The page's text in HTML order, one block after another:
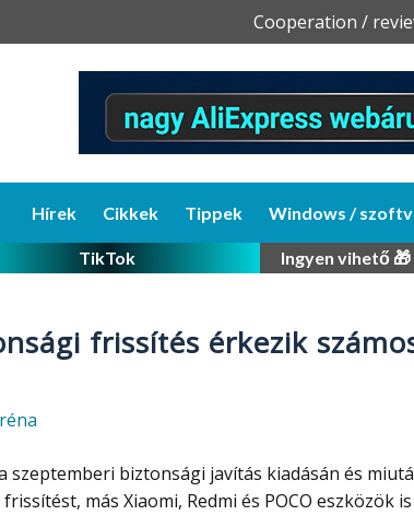
Skip
Cooperation /
Hírek Cikkek Tippek Windows /
TikTok Ingyen vihető
frissítés érkezik
szeptemberi biztonsági javítás kiadásán és
más Xiaomi, Redmi és POCO eszközök is